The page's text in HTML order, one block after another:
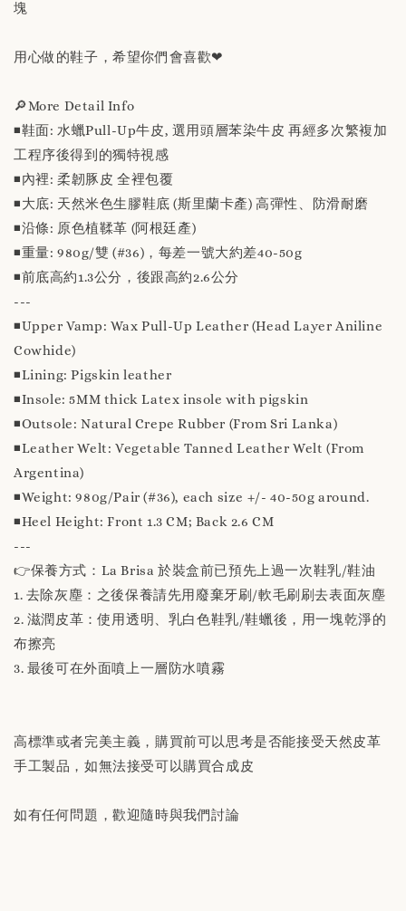
塊
用心做的鞋子，希望你們會喜歡❤
🔎More Detail Info
◾️鞋面: 水蠟Pull-Up牛皮, 選用頭層苯染牛皮 再經多次繁複加
工程序後得到的獨特視感
◾️內裡: 柔韌豚皮 全裡包覆
◾️大底: 天然米色生膠鞋底 (斯里蘭卡產) 高彈性、防滑耐磨
◾️沿條: 原色植鞣革 (阿根廷產)
◾️重量: 980g/雙 (#36)，每差一號大約差40-50g
◾️前底高約1.3公分，後跟高約2.6公分
---
◾️Upper Vamp: Wax Pull-Up Leather (Head Layer Aniline
Cowhide)
◾️Lining: Pigskin leather
◾️Insole: 5MM thick Latex insole with pigskin
◾️Outsole: Natural Crepe Rubber (From Sri Lanka)
◾️Leather Welt: Vegetable Tanned Leather Welt (From
Argentina)
◾️Weight: 980g/Pair (#36), each size +/- 40-50g around.
◾️Heel Height: Front 1.3 CM; Back 2.6 CM
---
👉保養方式：La Brisa 於裝盒前已預先上過一次鞋乳/鞋油
1. 去除灰塵：之後保養請先用廢棄牙刷/軟毛刷刷去表面灰塵
2. 滋潤皮革：使用透明、乳白色鞋乳/鞋蠟後，用一塊乾淨的
布擦亮
3. 最後可在外面噴上一層防水噴霧
高標準或者完美主義，購買前可以思考是否能接受天然皮革
手工製品，如無法接受可以購買合成皮
如有任何問題，歡迎隨時與我們討論